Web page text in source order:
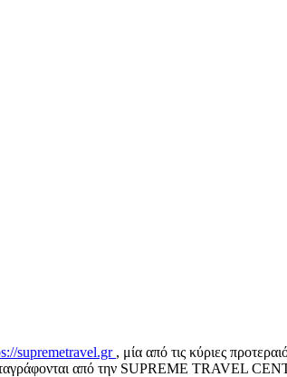
supremetravel.gr , μία από τις κύριες
από την SUPREME TRAVEL